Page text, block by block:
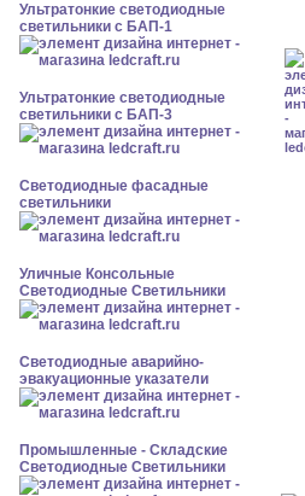
Ультратонкие светодиодные
светильники с БАП-1
Ультратонкие светодиодные
светильники с БАП-3
Светодиодные фасадные
светильники
Уличные Консольные
Светодиодные Светильники
Светодиодные аварийно-
эвакуационные указатели
Промышленные - Складские
Светодиодные Светильники